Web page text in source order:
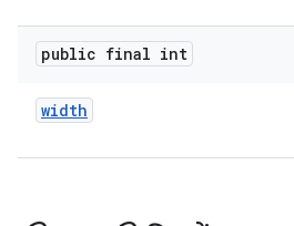
public final int
width